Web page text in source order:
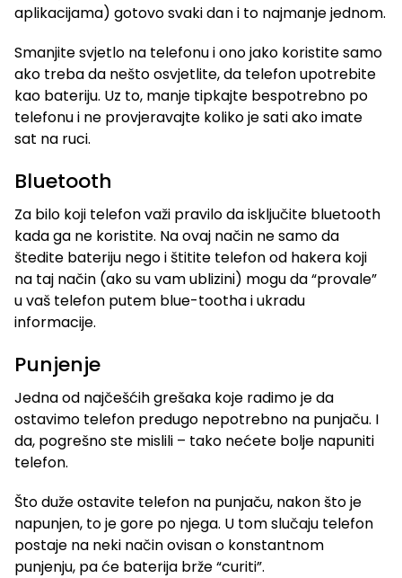
aplikacijama) gotovo svaki dan i to najmanje jednom.
Smanjite svjetlo na telefonu i ono jako koristite samo
ako treba da nešto osvjetlite, da telefon upotrebite
kao bateriju. Uz to, manje tipkajte bespotrebno po
telefonu i ne provjeravajte koliko je sati ako imate
sat na ruci.
Bluetooth
Za bilo koji telefon važi pravilo da isključite bluetooth
kada ga ne koristite. Na ovaj način ne samo da
štedite bateriju nego i štitite telefon od hakera koji
na taj način (ako su vam ublizini) mogu da “provale”
u vaš telefon putem blue-tootha i ukradu
informacije.
Punjenje
Jedna od najčešćih grešaka koje radimo je da
ostavimo telefon predugo nepotrebno na punjaču. I
da, pogrešno ste mislili – tako nećete bolje napuniti
telefon.
Što duže ostavite telefon na punjaču, nakon što je
napunjen, to je gore po njega. U tom slučaju telefon
postaje na neki način ovisan o konstantnom
punjenju, pa će baterija brže “curiti”.